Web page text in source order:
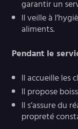
garantir un
Il veille à
aliments.
Pendant le
Il accueille les
Il propose
Il s’assure du
propreté